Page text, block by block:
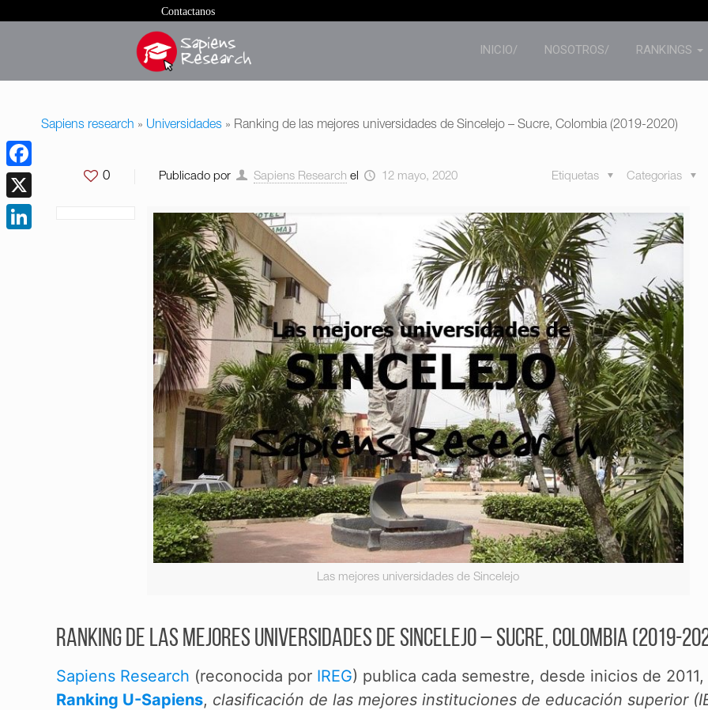
Contactanos
INICIO/ NOSOTROS/ RANKINGS
Sapiens research » Universidades » Ranking de las mejores universidades de Sincelejo – Sucre, Colombia (2019-2020)
0 Publicado por Sapiens Research el 12 mayo, 2020 Categorias
Etiquetas
Las mejores universidades de Sincelejo
Ranking de las mejores universidades de Sincelejo – Sucre, Colombia (2019-
Sapiens Research (reconocida por IREG) publica cada semestre, desde inicios de 2011,
Ranking U-Sapiens, clasificación de las mejores instituciones de educación superior
Facebook
X